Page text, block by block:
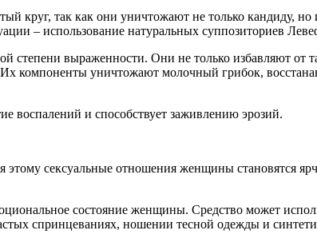
круг, так как они уничтожают не только кандиду, но
– использование натуральных суппозиториев
степени выраженности. Они не только избавляют от
компоненты уничтожают молочный грибок,
воспалений и способствует заживлению эрозий.
сексуальные отношения женщины становятся
состояние женщины. Средство может
спринцеваниях, ношении тесной одежды и